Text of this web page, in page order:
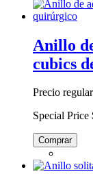
Anillo
cubics
Precio
Special Price
Comprar